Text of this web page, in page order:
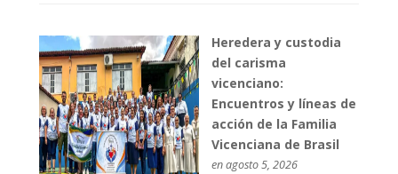
Heredera y custodia
del carisma
vicenciano:
Encuentros y líneas de
acción de la Familia
Vicenciana de Brasil
en agosto 5, 2026